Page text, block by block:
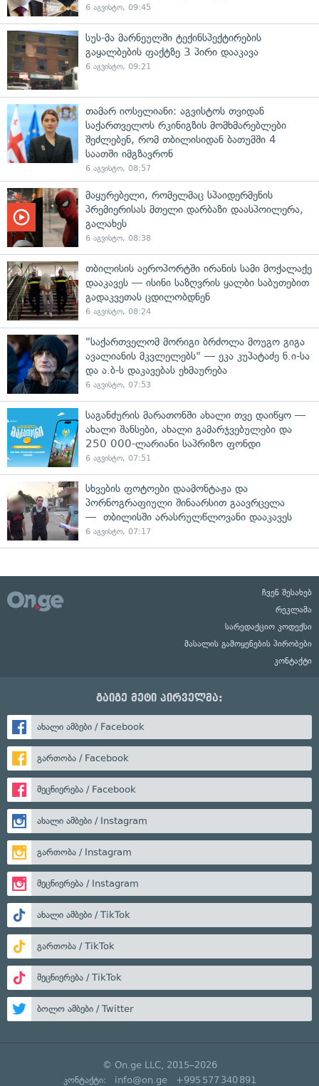
6 აგვისტო, 09:45
სუს-მა მარნეულში ტექინსპექტირების
გაყალბების ფაქტზე 3 პირი დააკავა
6 აგვისტო, 09:21
თამარ იოსელიანი: აგვისტოს თვიდან
საქართველოს რკინიგზის მომხმარებლები
შეძლებენ, რომ თბილისიდან ბათუმში 4
საათში იმგზავრონ
6 აგვისტო, 08:57
მაყურებელი, რომელმაც სპაიდერმენის
პრემიერისას მთელი დარბაზი დაასპოილერა,
გალახეს
6 აგვისტო, 08:38
თბილისის აეროპორტში ირანის სამი მოქალაქე
დააკავეს — ისინი საზღვრის ყალბი საბუთებით
გადაკვეთას ცდილობდნენ
6 აგვისტო, 08:24
"საქართველომ მორიგი ბრძოლა მოუგო გიგა
ავალიანის მკვლელებს" — ეკა კუპატაძე ნ.ი-სა
და ა.ბ-ს დაკავებას ეხმაურება
6 აგვისტო, 07:53
საგანძურის მარათონში ახალი თვე დაიწყო —
ახალი შანსები, ახალი გამარჯვებულები და
250 000-ლარიანი საპრიზო ფონდი
6 აგვისტო, 07:51
სხვების ფოტოები დაამონტაჟა და
პორნოგრაფიული შინაარსით გაავრცელა
— თბილისში არასრულწლოვანი დააკავეს
6 აგვისტო, 07:17
ჩვენ შესახებ
რეკლამა
სარედაქციო კოდექსი
მასალის გამოყენების პირობები
კონტაქტი
გაიგე მეტი პირველმა:
ახალი ამბები / Facebook
გართობა / Facebook
მეცნიერება / Facebook
ახალი ამბები / Instagram
გართობა / Instagram
მეცნიერება / Instagram
ახალი ამბები / TikTok
გართობა / TikTok
მეცნიერება / TikTok
ბოლო ამბები / Twitter
© On.ge LLC, 2015–2026
კონტაქტი: info@on.ge +995 577 340 891